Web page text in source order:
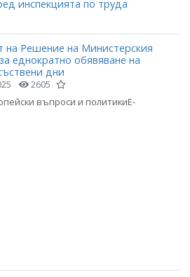
инспекцията по труда
на Решение на Министерския
еднократно обявяване на
дни
2605
въпроси и политикиE-